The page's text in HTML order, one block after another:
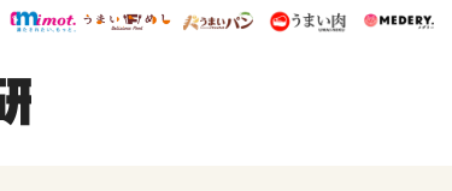
ウレぴあ総研 ディズニー特集
mimot. うまいめし うまいパン うまい肉